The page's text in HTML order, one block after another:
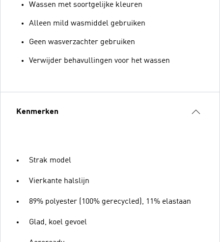
Wassen met soortgelijke kleuren
Alleen mild wasmiddel gebruiken
Geen wasverzachter gebruiken
Verwijder behavullingen voor het wassen
Kenmerken
Strak model
Vierkante halslijn
89% polyester (100% gerecycled), 11% elastaan
Glad, koel gevoel